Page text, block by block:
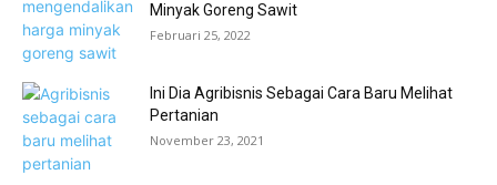
Minyak Goreng Sawit
Februari 25, 2022
Ini Dia Agribisnis Sebagai Cara Baru Melihat
Pertanian
November 23, 2021